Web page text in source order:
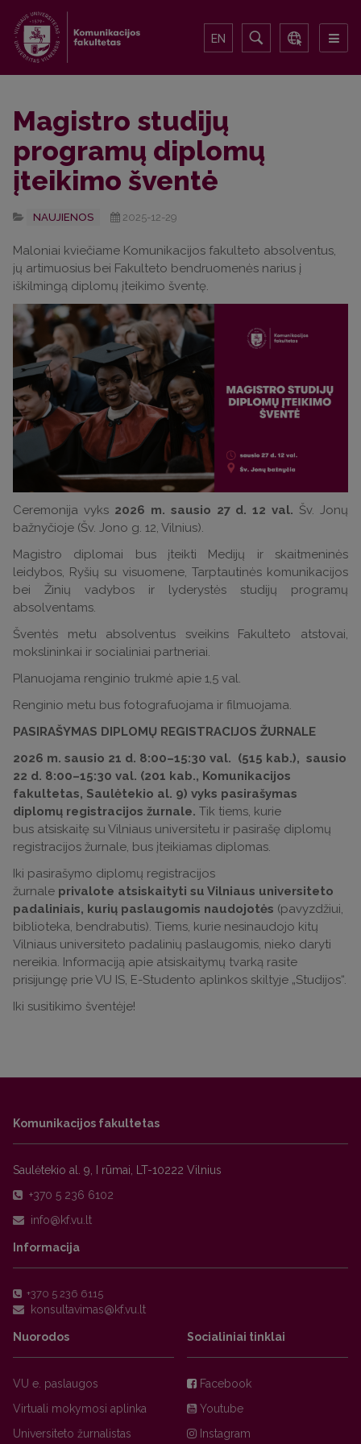
EN
Magistro studijų
programų diplomų
įteikimo šventė
NAUJIENOS 2025-12-29
Maloniai kviečiame Komunikacijos fakulteto absolventus,
jų artimuosius bei Fakulteto bendruomenės narius į
iškilmingą diplomų įteikimo šventę.
Ceremonija vyks 2026 m. sausio 27 d. 12 val. Šv. Jonų
bažnyčioje (Šv. Jono g. 12, Vilnius).
Magistro diplomai bus įteikti Medijų ir skaitmeninės
leidybos, Ryšių su visuomene, Tarptautinės komunikacijos
bei Žinių vadybos ir lyderystės studijų programų
absolventams.
Šventės metu absolventus sveikins Fakulteto atstovai,
mokslininkai ir socialiniai partneriai.
Planuojama renginio trukmė apie 1,5 val.
Renginio metu bus fotografuojama ir filmuojama.
PASIRAŠYMAS DIPLOMŲ REGISTRACIJOS ŽURNALE
2026 m. sausio 21 d. 8:00–15:30 val. (515 kab.), sausio
22 d. 8:00–15:30 val. (201 kab., Komunikacijos
fakultetas, Saulėtekio al. 9) vyks pasirašymas
diplomų registracijos žurnale. Tik tiems, kurie
bus atsiskaitę su Vilniaus universitetu ir pasirašę diplomų
registracijos žurnale, bus įteikiamas diplomas.
Iki pasirašymo diplomų registracijos
žurnale privalote atsiskaityti su Vilniaus universiteto
padaliniais, kurių paslaugomis naudojotės (pavyzdžiui,
biblioteka, bendrabutis). Tiems, kurie nesinaudojo kitų
Vilniaus universiteto padalinių paslaugomis, nieko daryti
nereikia. Informaciją apie atsiskaitymų tvarką rasite
prisijungę prie VU IS, E-Studento aplinkos skiltyje „Studijos“.
Iki susitikimo šventėje!
Komunikacijos fakultetas
Saulėtekio al. 9, I rūmai, LT-10222 Vilnius
+370 5 236 6102
Informacija
+370 5 236 6115
Nuorodos
VU e. paslaugos
Virtuali mokymosi aplinka
Universiteto žurnalistas
Socialiniai tinklai
Facebook
Youtube
Instagram